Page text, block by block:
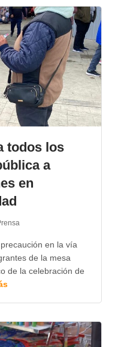
todos los
a
en
en la vía
de la mesa
de la celebración de